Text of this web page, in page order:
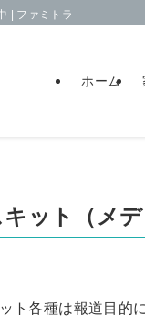
| ファミトラ
ホーム
ット（メ
ト各種は報道目的